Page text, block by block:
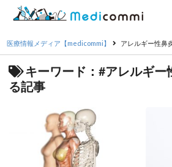
医療情報メディア【medicommi】 アレルギー性鼻
キーワード：#アレルギー
る記事